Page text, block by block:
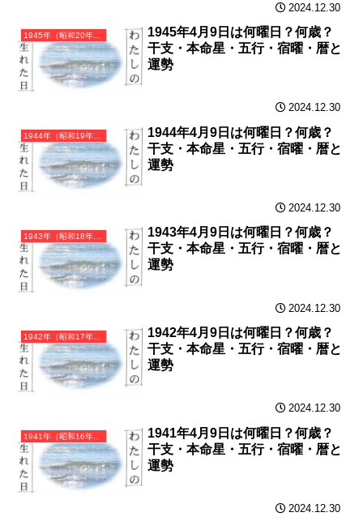
2024.12.30
1945年（昭和20年）乙酉（きのととり）・酉年（とり年）カレンダー（月曜はじまり）
1945年4月9日は何曜日？何歳？
干支・本命星・五行・宿曜・暦と
運勢
2024.12.30
1944年（昭和19年）甲申（きのえさる）・申年（さる年）カレンダー（月曜はじまり）
1944年4月9日は何曜日？何歳？
干支・本命星・五行・宿曜・暦と
運勢
2024.12.30
1943年（昭和18年）癸未（みずのとひつじ）・未年（ひつじ年）カレンダー（月曜はじまり）
1943年4月9日は何曜日？何歳？
干支・本命星・五行・宿曜・暦と
運勢
2024.12.30
1942年（昭和17年）壬午（みずのえうま）・午年（うま年）カレンダー（月曜はじまり）
1942年4月9日は何曜日？何歳？
干支・本命星・五行・宿曜・暦と
運勢
2024.12.30
1941年（昭和16年）辛巳（かのとみ）・巳年（へび年）カレンダー（月曜はじまり）
1941年4月9日は何曜日？何歳？
干支・本命星・五行・宿曜・暦と
運勢
2024.12.30